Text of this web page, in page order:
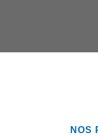
NOS